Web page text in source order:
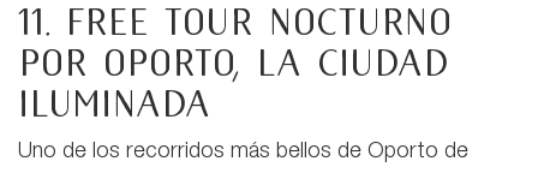
11. Free tour nocturno
por Oporto, la ciudad
iluminada
Uno de los recorridos más bellos de Oporto de